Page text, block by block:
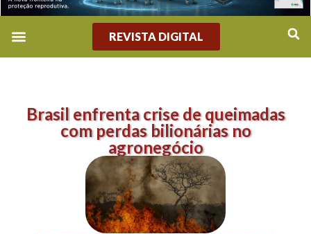
REVISTA DIGITAL
Brasil enfrenta crise de queimadas
com perdas bilionárias no
agronegócio